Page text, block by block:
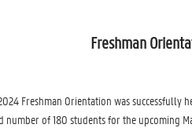
Freshman
Freshman Orientation was
of 180 students for the